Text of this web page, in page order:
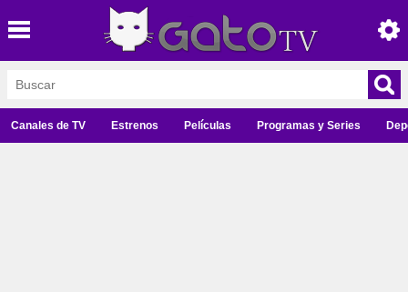
Canales de TV Estrenos Películas Programas y Series